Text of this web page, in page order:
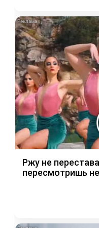
Ржу не
пересмотришь